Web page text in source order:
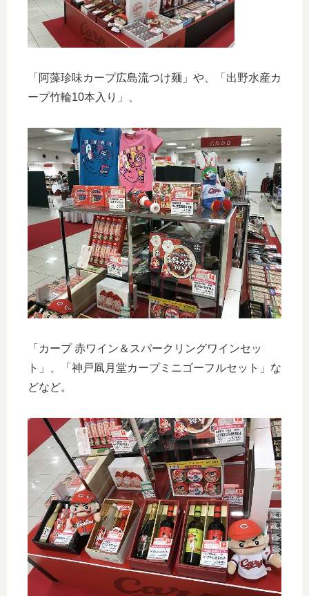
「阿藻珍味カープ広島流つけ麺」や、「出野水産カ
ープ竹輪10本入り」、
「カープ 赤ワイン＆スパークリングワインセッ
ト」、「神戸凮月堂カープミニゴーフルセット」な
どなど。